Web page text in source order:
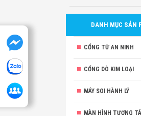
DANH MỤC SẢN
CỔNG TỪ AN NINH
CỔNG DÒ KIM LOẠI
MÁY SOI HÀNH LÝ
MÀN HÌNH TƯƠNG